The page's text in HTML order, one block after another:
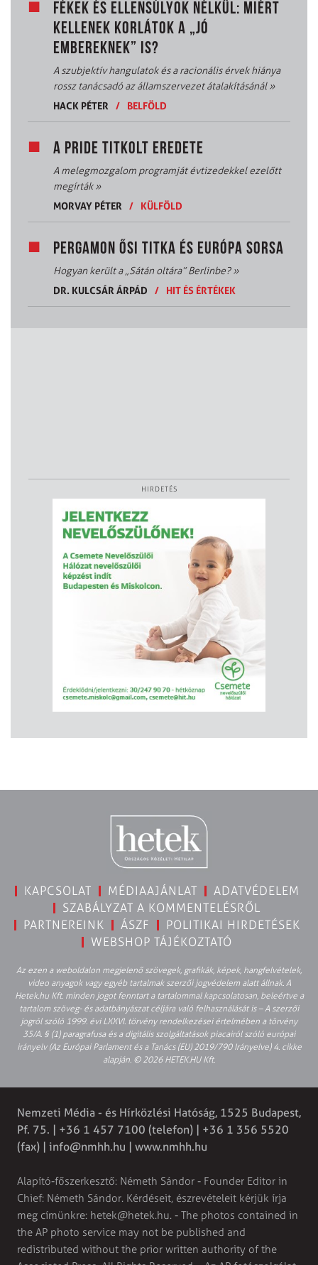
FÉKEK ÉS ELLENSÚLYOK NÉLKÜL: MIÉRT
KELLENEK KORLÁTOK A „JÓ
EMBEREKNEK” IS?
A szubjektív hangulatok és a racionális érvek hiánya
rossz tanácsadó az államszervezet átalakításánál»
HACK PÉTER
/ BELFÖLD
A PRIDE TITKOLT EREDETE
A melegmozgalom programját évtizedekkel ezelőtt
megírták»
MORVAY PÉTER
/ KÜLFÖLD
PERGAMON ŐSI TITKA ÉS EURÓPA SORSA
Hogyan került a „Sátán oltára” Berlinbe?»
DR. KULCSÁR ÁRPÁD
/ HIT ÉS ÉRTÉKEK
HIRDETÉS
KAPCSOLAT MÉDIAAJÁNLAT
ADATVÉDELEM
SZABÁLYZAT A KOMMENTELÉSRŐL
PARTNEREINK
ÁSZF
POLITIKAI HIRDETÉSEK
WEBSHOP TÁJÉKOZTATÓ
Az ezen a weboldalon megjelenő szövegek, grafikák, képek, hangfelvételek,
video anyagok vagy egyéb tartalmak szerzői jogvédelem alatt állnak. A
Hetek.hu Kft. minden jogot fenntart a tartalommal kapcsolatosan, beleértve a
tartalom szöveg- és adatbányászat céljára való felhasználását is – A szerzői
jogról szóló 1999. évi LXXVI. törvény rendelkezései értelmében a törvény
35/A. § (1) paragrafusa és a digitális szolgáltatások piacairól szóló európai
irányelv (Az Európai Parlament és a Tanács (EU) 2019/790 Irányelve) 4. cikke
alapján. © 2026 HETEK.HU Kft.
Nemzeti Média - és Hírközlési Hatóság, 1525 Budapest,
Pf. 75. | +36 1 457 7100 (telefon) | +36 1 356 5520
(fax) | info@nmhh.hu | www.nmhh.hu
Alapító-főszerkesztő: Németh Sándor - Founder Editor in
Chief: Németh Sándor. Kérdéseit, észrevételeit kérjük írja
meg címünkre: hetek@hetek.hu. - The photos contained in
the AP photo service may not be published and
redistributed without the prior written authority of the